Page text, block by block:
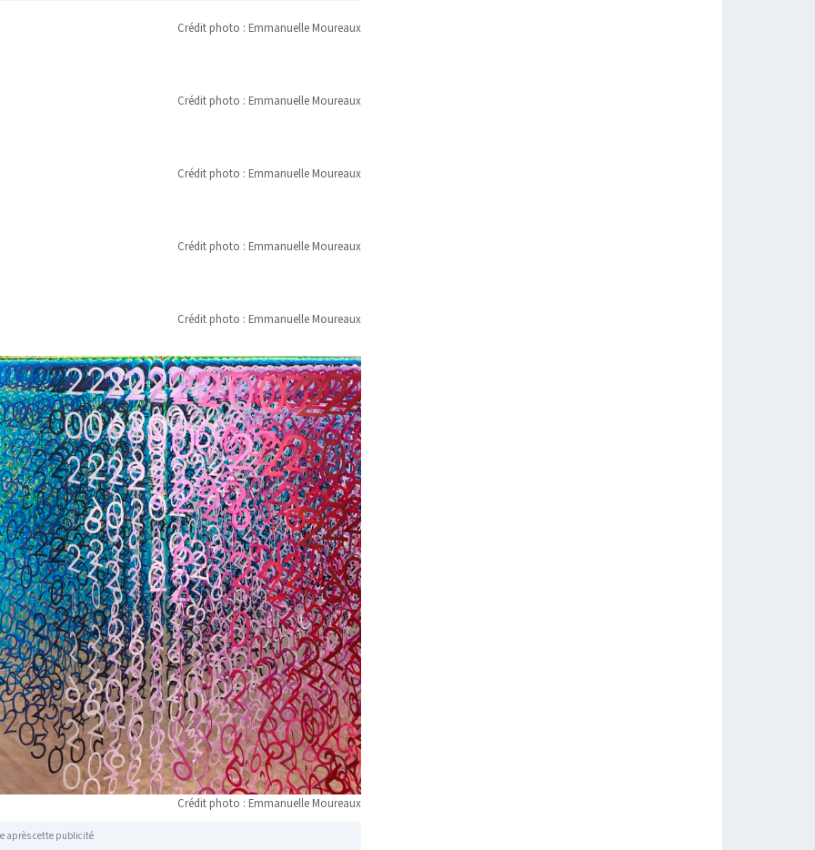
Crédit photo : Emmanuelle Moureaux
Crédit photo : Emmanuelle Moureaux
Crédit photo : Emmanuelle Moureaux
Crédit photo : Emmanuelle Moureaux
Crédit photo : Emmanuelle Moureaux
Crédit photo : Emmanuelle Moureaux
après cette publicité